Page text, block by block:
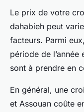
Le prix de votre
dahabieh peut
facteurs. Parmi
période de
sont à prendre en
En général, une
et Assouan coûte